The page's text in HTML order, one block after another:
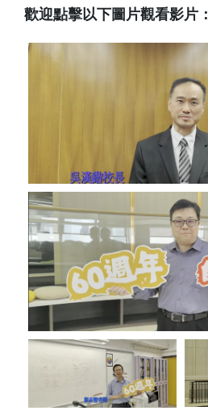
歡迎點擊以下圖片觀看影片：